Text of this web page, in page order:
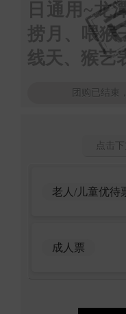
日通用~龙
捞月、喂猴
线天、猴艺
团购已结束
点击
老人/儿童优待
成人票